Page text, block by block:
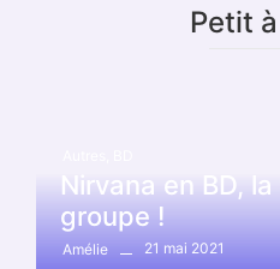
Petit
Nirvana en BD,
groupe !
Amélie 21 mai 2021